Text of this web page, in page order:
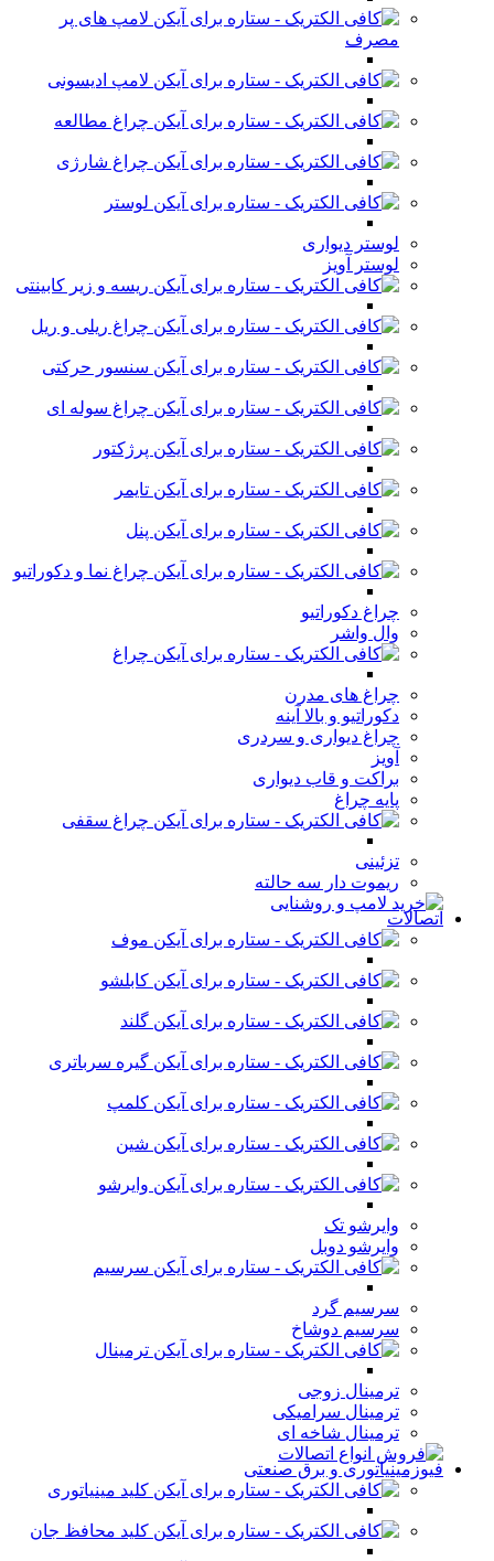
لامپ های پر
مصرف
لامپ ادیسونی
چراغ مطالعه
چراغ شارژی
لوستر
لوستر دیواری
لوستر آویز
ریسه و زیر کابینتی
چراغ ریلی و ریل
سنسور حرکتی
چراغ سوله ای
پرژکتور
تایمر
پنل
چراغ نما و دکوراتیو
چراغ دکوراتیو
وال واشر
چراغ
چراغ های مدرن
دکوراتیو و بالا آینه
چراغ دیواری و سردری
آویز
براکت و قاب دیواری
پایه چراغ
چراغ سقفی
تزئینی
ریموت دار سه حالته
اتصالات
موف
کابلشو
گلند
گیره سرباتری
کلمپ
شین
وایرشو
وایرشو تک
وایرشو دوبل
سرسیم
سرسیم گرد
سرسیم دوشاخ
ترمینال
ترمینال زوجی
ترمینال سرامیکی
ترمینال شاخه ای
فیوزمینیاتوری و برق صنعتی
کلید مینیاتوری
کلید محافظ جان